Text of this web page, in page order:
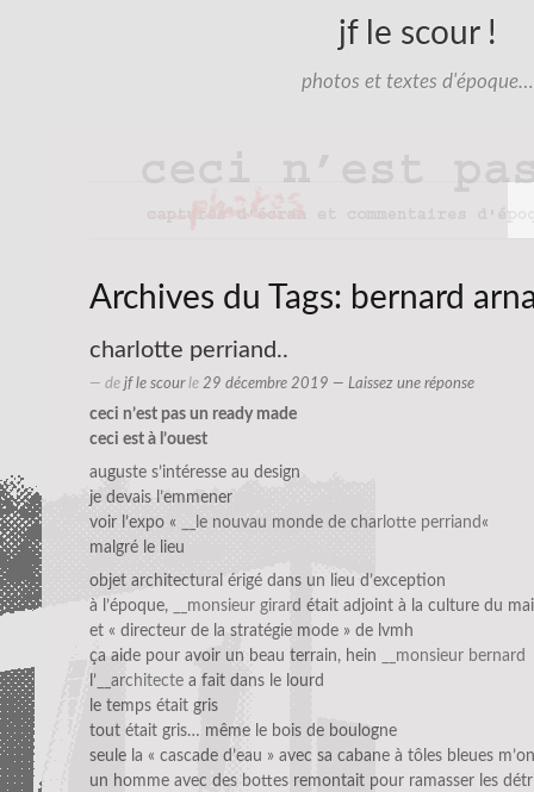
jf le scour !
photos et textes d'époque…
Archives du Tags: bernard
charlotte perriand..
— de jf le scourle 29 décembre 2019 — Laissez une réponse
ceci n’est pas un ready made
ceci est à l’ouest
auguste s’intéresse au design
je devais l’emmener
voir l’expo «
__le nouvau monde de charlotte perriand «
malgré le lieu
objet architectural érigé dans un lieu d’exception
à l’époque,
__monsieur girard était adjoint à la culture du
et « directeur de la stratégie mode » de lvmh
ça aide pour avoir un beau terrain, hein
__monsieur bernard
l’ __architecte a fait dans le lourd
le temps était gris
tout était gris… même le bois de boulogne
seule la « cascade d’eau » avec sa cabane à tôles bleues
un homme avec des bottes remontait pour ramasser les